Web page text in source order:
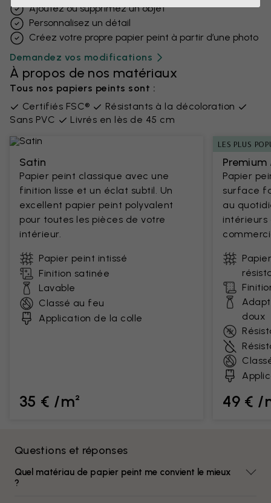
Ajoutez ou supprimez un objet
Personnalisez un détail
Créez votre propre papier peint à partir d’une photo
Demandez vos modifications
À propos de nos matériaux
Tous nos papiers peints sont :
Certifiés FSC®
Résistants à la décoloration
Sans PVC
Livrés en lès de 45 cm
Satin
Papier peint classique avec une
finition lisse et un éclat subtil. Un
excellent papier peint polyvalent
pour toutes les pièces de votre
intérieur.
Papier peint intissé
Finition satinée
Lavable
Classé au feu
Application de la colle
35 € /m²
LES PLUS
Papier
surface
au
intérieurs
doux
49 € /
Questions et réponses
Quel matériau de papier peint me convient le mieux
?